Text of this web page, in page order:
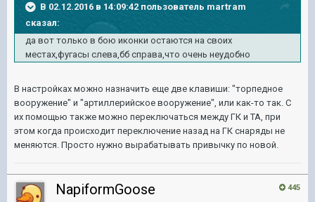
В 02.12.2016 в 14:09:42 пользователь martram
сказал:
да вот только в бою иконки остаются на своих
местах,фугасы слева,бб справа,что очень неудобно
В настройках можно назначить еще две клавиши: "торпедное
вооружение" и "артиллерийское вооружение", или как-то так. С
их помощью также можно переключаться между ГК и ТА, при
этом когда происходит переключение назад на ГК снаряды не
меняются. Просто нужно вырабатывать привычку по новой.
445
NapiformGoose